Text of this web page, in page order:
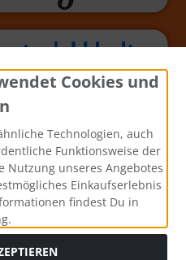
Cookies und
Technologien, auch
Funktionsweise der
Nutzung unseres Angebotes
Einkaufserlebnis
findest Du in